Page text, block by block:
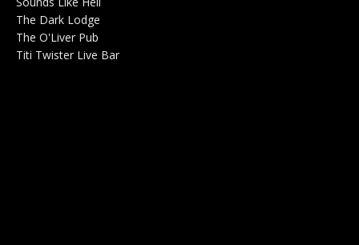
The Dark Lodge
The O'Liver Pub
Titi Twister Live Bar